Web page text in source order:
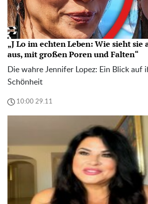
„J Lo im echten Leben: Wie sieht sie
aus, mit großen Poren und Falten“
Die wahre Jennifer Lopez: Ein Blick auf
Schönheit
10:00 29.11